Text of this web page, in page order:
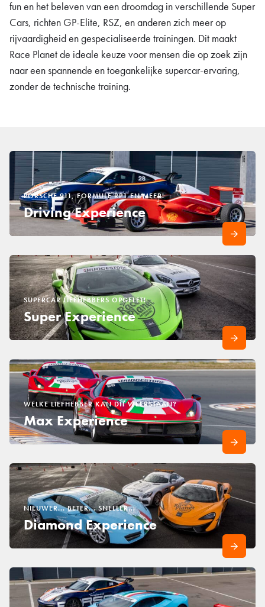
fun en het beleven van een droomdag in verschillende Super
Cars, richten GP-Elite, RSZ, en anderen zich meer op
rijvaardigheid en gespecialiseerde trainingen. Dit maakt
Race Planet de ideale keuze voor mensen die op zoek zijn
naar een spannende en toegankelijke supercar-ervaring,
zonder de technische training.
PORSCHE 911, FORMULE RP1 EN MEER!
Driving Experience
SUPERCAR LIEFHEBBERS OPGELET!
Super Experience
WELKE LIEFHEBBER KAN DIT WEERSTAAN?
Max Experience
NIEUWER... BETER... SNELLER...
Diamond Experience